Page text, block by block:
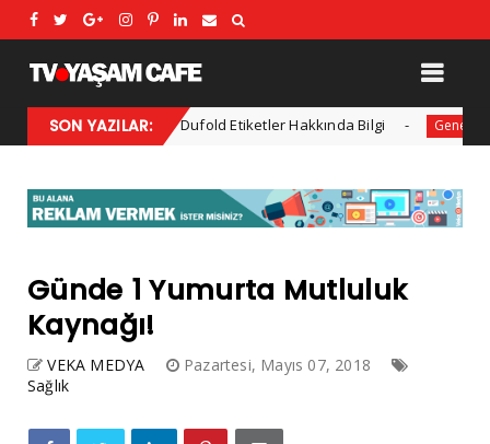
SON YAZILAR:
Advertorial Dufold Etiketler Hakkında Bilgi Genel
Günde 1 Yumurta Mutluluk
Kaynağı!
VEKA MEDYA
Pazartesi, Mayıs 07, 2018
Sağlık